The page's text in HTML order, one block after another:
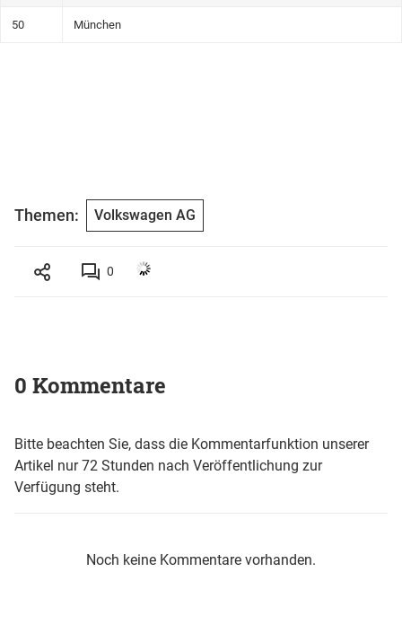
50 München
Themen: Volkswagen AG
0
0 Kommentare
Bitte beachten Sie, dass die Kommentarfunktion unserer
Artikel nur 72 Stunden nach Veröffentlichung zur
Verfügung steht.
Noch keine Kommentare vorhanden.